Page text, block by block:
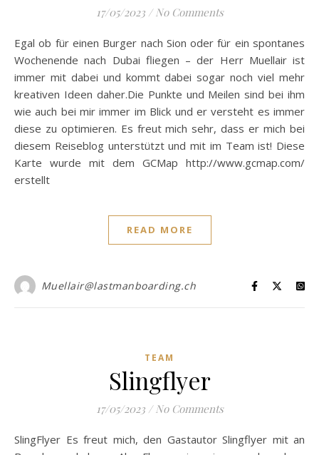
17/05/2023 / No Comments
Egal ob für einen Burger nach Sion oder für ein spontanes
Wochenende nach Dubai fliegen – der Herr Muellair ist
immer mit dabei und kommt dabei sogar noch viel mehr
kreativen Ideen daher.Die Punkte und Meilen sind bei ihm
wie auch bei mir immer im Blick und er versteht es immer
diese zu optimieren. Es freut mich sehr, dass er mich bei
diesem Reiseblog unterstützt und mit im Team ist! Diese
Karte wurde mit dem GCMap http://www.gcmap.com/
erstellt
READ MORE
Muellair@lastmanboarding.ch
TEAM
Slingflyer
17/05/2023 / No Comments
SlingFlyer Es freut mich, den Gastautor Slingflyer mit an